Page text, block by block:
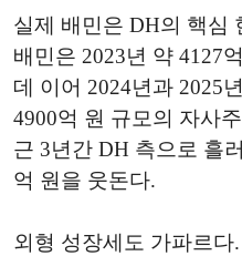
실제 배민은 DH의 핵심
배민은 2023년 약 4127
데 이어 2024년과 2025
4900억 원 규모의 자사
근 3년간 DH 측으로 흘
억 원을 웃돈다.
외형 성장세도 가파르